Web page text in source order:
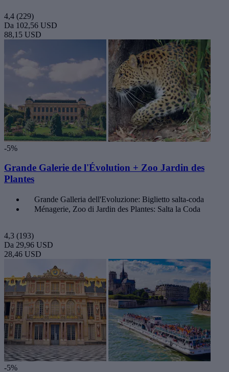
4,4 (229)
Da 102,56 USD
88,15 USD
-5%
Grande Galerie de l'Évolution + Zoo Jardin des
Plantes
Grande Galleria dell'Evoluzione: Biglietto salta-coda
Ménagerie, Zoo di Jardin des Plantes: Salta la Coda
4,3 (193)
Da 29,96 USD
28,46 USD
-5%